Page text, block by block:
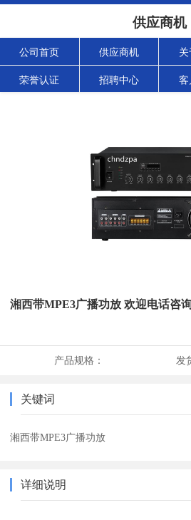
供应商机
公司首页 供应商机
荣誉认证 招聘中心 客
湘西带MPE3广播功放 欢迎电话咨
产品规格： 发
关键词
湘西带MPE3广播功放
详细说明